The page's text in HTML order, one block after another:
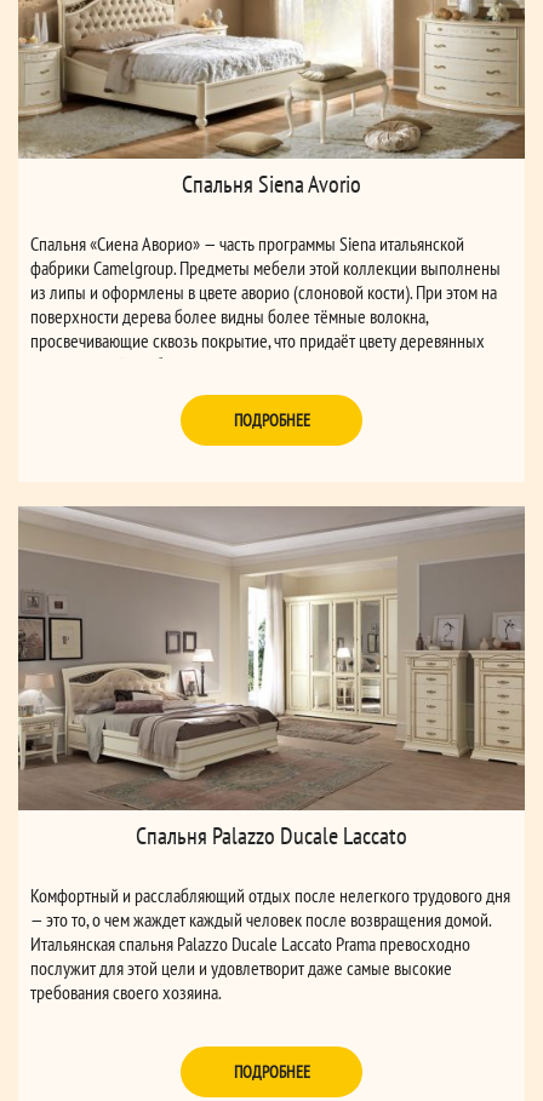
Спальня Siena Avorio
Спальня «Сиена Аворио» — часть программы Siena итальянской
фабрики Camelgroup. Предметы мебели этой коллекции выполнены
из липы и оформлены в цвете аворио (слоновой кости). При этом на
поверхности дерева более видны более тёмные волокна,
просвечивающие сквозь покрытие, что придаёт цвету деревянных
поверхностей особую теплоту.
ПОДРОБНЕЕ
Cпальня Palazzo Ducale Laccato
Комфортный и расслабляющий отдых после нелегкого трудового дня
— это то, о чем жаждет каждый человек после возвращения домой.
Итальянская спальня Palazzo Ducale Laccato Prama превосходно
послужит для этой цели и удовлетворит даже самые высокие
требования своего хозяина.
ПОДРОБНЕЕ